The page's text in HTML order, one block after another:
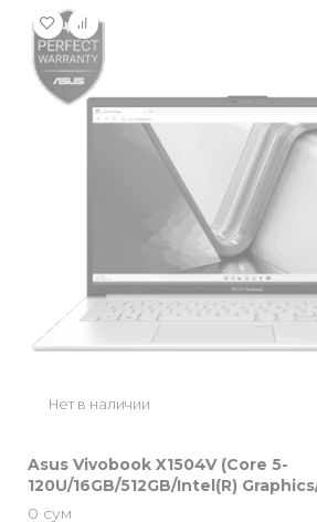
Нет в наличии
Asus Vivobook X1504V (Core 5-
120U/16GB/512GB/Intel(R)
0 сум